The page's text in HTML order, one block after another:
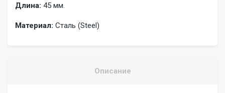
Длина: 45 мм.
Материал: Сталь (Steel)
Описание